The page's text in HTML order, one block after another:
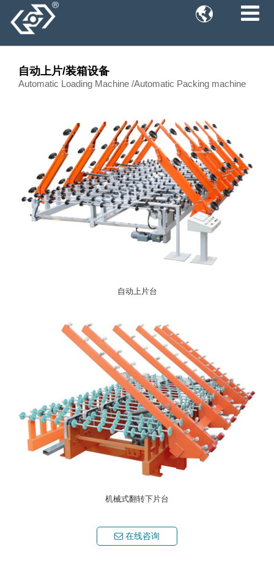

自动上片/装箱设备
Automatic Loading Machine /Automatic Packing machine
自动上片台
机械式翻转下片台
在线咨询